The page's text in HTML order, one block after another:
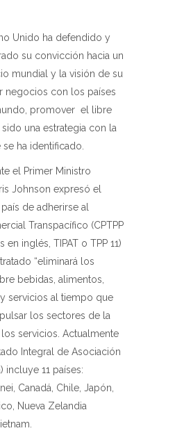
Unido ha defendido y
su convicción hacia un
mundial y la visión de su
negocios con los países
promover el libre
una estrategia con la
ha identificado.
el Primer Ministro
Johnson expresó el
de adherirse al
Transpacífico (CPTPP
en inglés, TIPAT o TPP 11)
“eliminará los
bebidas, alimentos,
servicios al tiempo que
los sectores de la
servicios. Actualmente
Integral de Asociación
incluye 11 países:
Canadá, Chile, Japón,
Nueva Zelandia